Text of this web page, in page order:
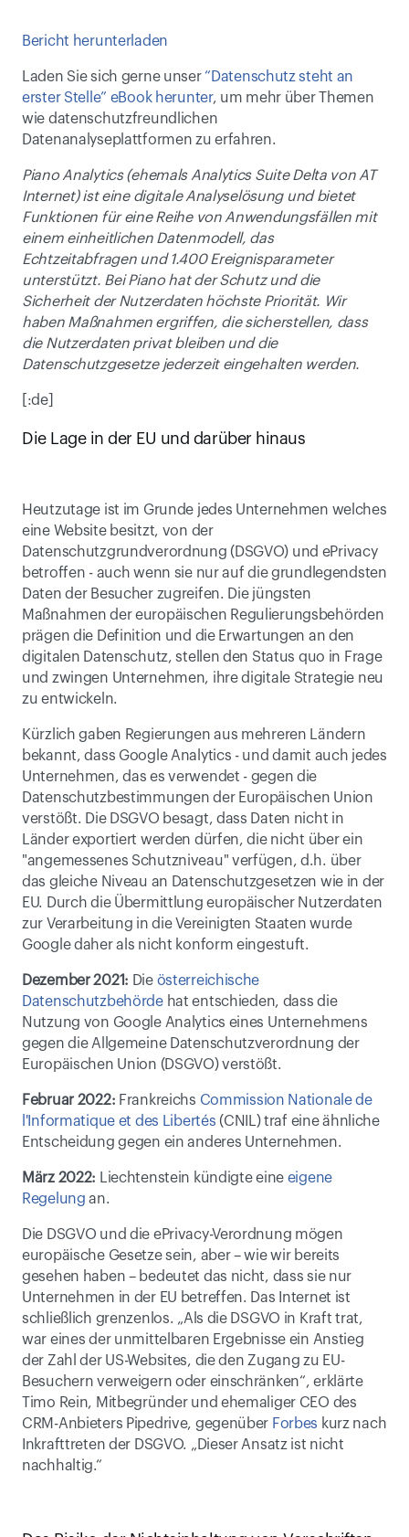
Bericht herunterladen
Laden Sie sich gerne unser “Datenschutz steht an
erster Stelle” eBook herunter, um mehr über Themen
wie datenschutzfreundlichen
Datenanalyseplattformen zu erfahren.
Piano Analytics (ehemals Analytics Suite Delta von AT
Internet) ist eine digitale Analyselösung und bietet
Funktionen für eine Reihe von Anwendungsfällen mit
einem einheitlichen Datenmodell, das
Echtzeitabfragen und 1.400 Ereignisparameter
unterstützt. Bei Piano hat der Schutz und die
Sicherheit der Nutzerdaten höchste Priorität. Wir
haben Maßnahmen ergriffen, die sicherstellen, dass
die Nutzerdaten privat bleiben und die
Datenschutzgesetze jederzeit eingehalten werden.
[:de]
Die Lage in der EU und darüber hinaus
Heutzutage ist im Grunde jedes Unternehmen welches
eine Website besitzt, von der
Datenschutzgrundverordnung (DSGVO) und ePrivacy
betroffen - auch wenn sie nur auf die grundlegendsten
Daten der Besucher zugreifen. Die jüngsten
Maßnahmen der europäischen Regulierungsbehörden
prägen die Definition und die Erwartungen an den
digitalen Datenschutz, stellen den Status quo in Frage
und zwingen Unternehmen, ihre digitale Strategie neu
zu entwickeln.
Kürzlich gaben Regierungen aus mehreren Ländern
bekannt, dass Google Analytics - und damit auch jedes
Unternehmen, das es verwendet - gegen die
Datenschutzbestimmungen der Europäischen Union
verstößt. Die DSGVO besagt, dass Daten nicht in
Länder exportiert werden dürfen, die nicht über ein
"angemessenes Schutzniveau" verfügen, d.h. über
das gleiche Niveau an Datenschutzgesetzen wie in der
EU. Durch die Übermittlung europäischer Nutzerdaten
zur Verarbeitung in die Vereinigten Staaten wurde
Google daher als nicht konform eingestuft.
Dezember 2021: Die österreichische
Datenschutzbehörde hat entschieden, dass die
Nutzung von Google Analytics eines Unternehmens
gegen die Allgemeine Datenschutzverordnung der
Europäischen Union (DSGVO) verstößt.
Februar 2022: Frankreichs Commission Nationale de
l'Informatique et des Libertés (CNIL) traf eine ähnliche
Entscheidung gegen ein anderes Unternehmen.
März 2022: Liechtenstein kündigte eine eigene
Regelung an.
Die DSGVO und die ePrivacy-Verordnung mögen
europäische Gesetze sein, aber – wie wir bereits
gesehen haben – bedeutet das nicht, dass sie nur
Unternehmen in der EU betreffen. Das Internet ist
schließlich grenzenlos. „Als die DSGVO in Kraft trat,
war eines der unmittelbaren Ergebnisse ein Anstieg
der Zahl der US-Websites, die den Zugang zu EU-
Besuchern verweigern oder einschränken“, erklärte
Timo Rein, Mitbegründer und ehemaliger CEO des
CRM-Anbieters Pipedrive, gegenüber Forbes kurz nach
Inkrafttreten der DSGVO. „Dieser Ansatz ist nicht
nachhaltig.“